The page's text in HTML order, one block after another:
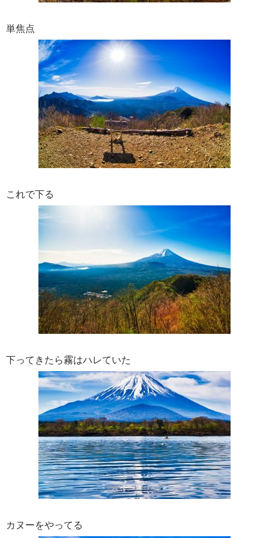
単焦点
これで下る
下ってきたら霧はハレていた
カヌーをやってる